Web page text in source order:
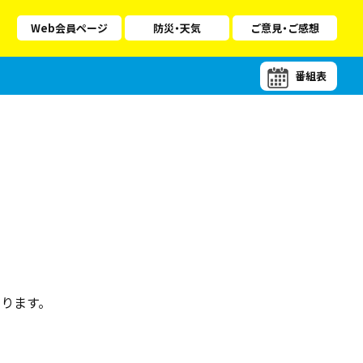
Web会員ページ 防災・天気 ご意見・ご感想
番組表
ます。